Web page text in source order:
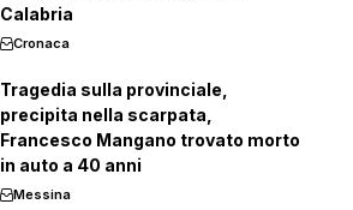
Calabria
Cronaca
Tragedia sulla provinciale,
precipita nella scarpata,
Francesco Mangano trovato morto
in auto a 40 anni
Messina